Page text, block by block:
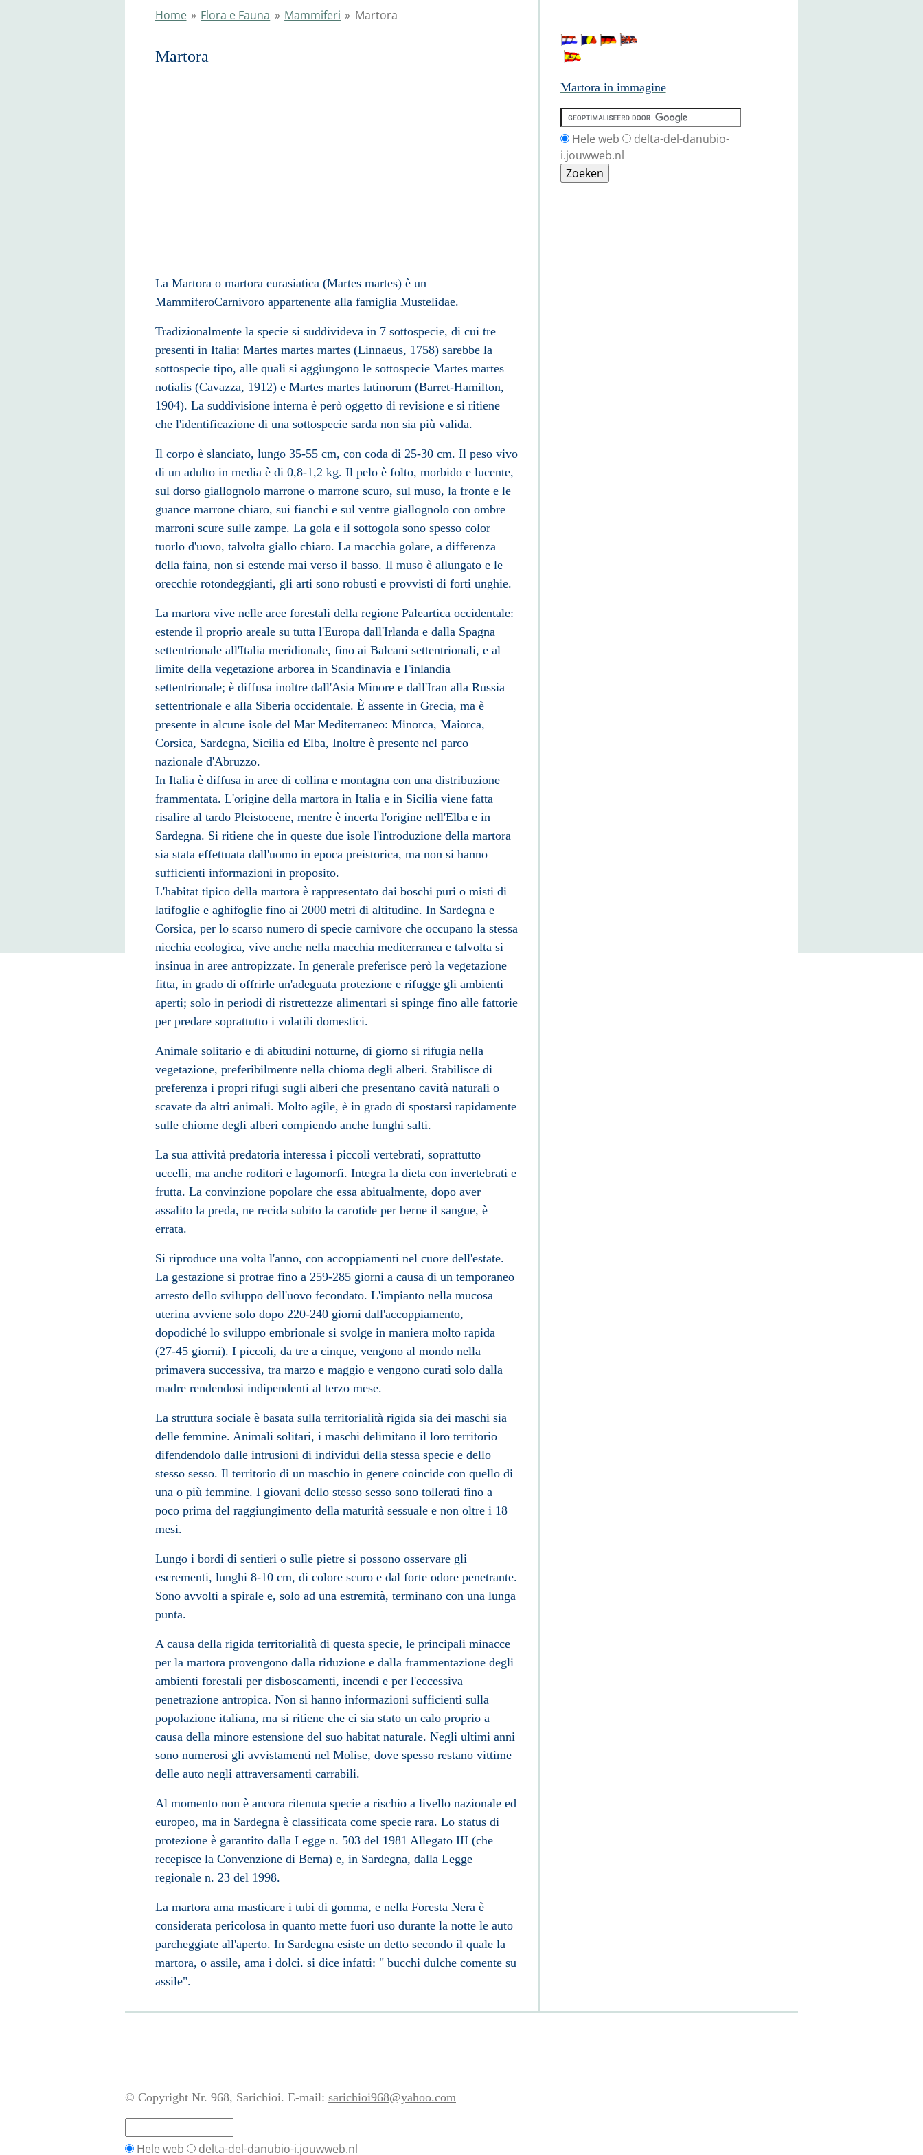
Home » Flora e Fauna » Mammiferi » Martora
Martora
La Martora o martora eurasiatica (Martes martes)è un
MammiferoCarnivoroappartenente alla famiglia Mustelidae.
Tradizionalmente la specie si suddivideva in 7 sottospecie, di cui tre
presenti in Italia: Martes martes martes (Linnaeus, 1758) sarebbe la
sottospecie tipo, alle quali si aggiungono le sottospecie Martes martes
notialis (Cavazza, 1912) e Martes martes latinorum (Barret-Hamilton,
1904). La suddivisione interna è però oggetto di revisione e si ritiene
che l'identificazione di una sottospecie sarda non sia più valida.
Il corpo è slanciato, lungo 35-55 cm, con coda di 25-30 cm. Il peso vivo
di un adulto in media è di 0,8-1,2 kg. Il pelo è folto, morbido e lucente,
sul dorso giallognolo marrone o marrone scuro, sul muso, la fronte e le
guance marrone chiaro, sui fianchi e sul ventre giallognolo con ombre
marroni scure sulle zampe. La gola e il sottogola sono spesso color
tuorlo d'uovo, talvolta giallo chiaro. La macchia golare, a differenza
della faina, non si estende mai verso il basso. Il muso è allungato e le
orecchie rotondeggianti, gli arti sono robusti e provvisti di forti unghie.
La martora vive nelle aree forestali della regione Palearticaoccidentale:
estende il proprio areale su tutta l'Europadall'Irlandae dalla Spagna
settentrionale all'Italia meridionale, fino ai Balcanisettentrionali, e al
limite della vegetazione arborea in Scandinaviae Finlandia
settentrionale; è diffusa inoltre dall'Asia Minoree dall'Iranalla Russia
settentrionale e alla Siberiaoccidentale. È assente in Grecia, ma è
presente in alcune isole del Mar Mediterraneo: Minorca, Maiorca,
Corsica, Sardegna, Siciliaed Elba, Inoltre è presente nel parco
nazionale d'Abruzzo.
In Italiaè diffusa in aree di collina e montagna con una distribuzione
frammentata. L'origine della martora in Italia e in Sicilia viene fatta
risalire al tardo Pleistocene, mentre è incerta l'origine nell'Elba e in
Sardegna. Si ritiene che in queste due isole l'introduzione della martora
sia stata effettuata dall'uomo in epoca preistorica, ma non si hanno
sufficienti informazioni in proposito.
L'habitat tipico della martora è rappresentato dai boschi puri o misti di
latifoglie e aghifoglie fino ai 2000 metri di altitudine. In Sardegna e
Corsica, per lo scarso numero di specie carnivore che occupano la stessa
nicchia ecologica, vive anche nella macchia mediterraneae talvolta si
insinua in aree antropizzate. In generale preferisce però la vegetazione
fitta, in grado di offrirle un'adeguata protezione e rifugge gli ambienti
aperti; solo in periodi di ristrettezze alimentari si spinge fino alle fattorie
per predare soprattutto i volatili domestici.
Animale solitario e di abitudini notturne, di giorno si rifugia nella
vegetazione, preferibilmente nella chioma degli alberi. Stabilisce di
preferenza i propri rifugi sugli alberi che presentano cavità naturali o
scavate da altri animali. Molto agile, è in grado di spostarsi rapidamente
sulle chiome degli alberi compiendo anche lunghi salti.
La sua attività predatoria interessa i piccoli vertebrati, soprattutto
uccelli, ma anche roditori e lagomorfi. Integra la dieta con invertebrati e
frutta. La convinzione popolare che essa abitualmente, dopo aver
assalito la preda, ne recida subito la carotide per berne il sangue, è
errata.
Si riproduce una volta l'anno, con accoppiamenti nel cuore dell'estate.
La gestazione si protrae fino a 259-285 giorni a causa di un temporaneo
arresto dello sviluppo dell'uovo fecondato. L'impianto nella mucosa
uterina avviene solo dopo 220-240 giorni dall'accoppiamento,
dopodiché lo sviluppo embrionale si svolge in maniera molto rapida
(27-45 giorni). I piccoli, da tre a cinque, vengono al mondo nella
primavera successiva, tra marzo e maggio e vengono curati solo dalla
madre rendendosi indipendenti al terzo mese.
La struttura sociale è basata sulla territorialità rigida sia dei maschi sia
delle femmine. Animali solitari, i maschi delimitano il loro territorio
difendendolo dalle intrusioni di individui della stessa specie e dello
stesso sesso. Il territorio di un maschio in genere coincide con quello di
una o più femmine. I giovani dello stesso sesso sono tollerati fino a
poco prima del raggiungimento della maturità sessuale e non oltre i 18
mesi.
Lungo i bordi di sentieri o sulle pietre si possono osservare gli
escrementi, lunghi 8-10 cm, di colore scuro e dal forte odore penetrante.
Sono avvolti a spirale e, solo ad una estremità, terminano con una lunga
punta.
A causa della rigida territorialità di questa specie, le principali minacce
per la martora provengono dalla riduzione e dalla frammentazione degli
ambienti forestali per disboscamenti, incendi e per l'eccessiva
penetrazione antropica. Non si hanno informazioni sufficienti sulla
popolazione italiana, ma si ritiene che ci sia stato un calo proprio a
causa della minore estensione del suo habitat naturale. Negli ultimi anni
sono numerosi gli avvistamenti nel Molise, dove spesso restano vittime
delle auto negli attraversamenti carrabili.
Al momento non è ancora ritenuta specie a rischio a livello nazionale ed
europeo, ma in Sardegna è classificata come specie rara. Lo status di
protezione è garantito dalla Legge n. 503 del 1981 Allegato III (che
recepisce la Convenzione di Berna) e, in Sardegna, dalla Legge
regionale n. 23 del 1998.
La martora ama masticare i tubi di gomma, e nella Foresta Neraè
considerata pericolosa in quanto mette fuori uso durante la notte le auto
parcheggiate all'aperto. In Sardegna esiste un detto secondo il quale la
martora, o assile, ama i dolci. si dice infatti: " bucchi dulche comente su
assile".
Martora in immagine
Hele web
delta-del-danubio-
i.jouwweb.nl
© Copyright Nr. 968, Sarichioi. E-mail: sarichioi968@yahoo.com
Hele web delta-del-danubio-i.jouwweb.nl